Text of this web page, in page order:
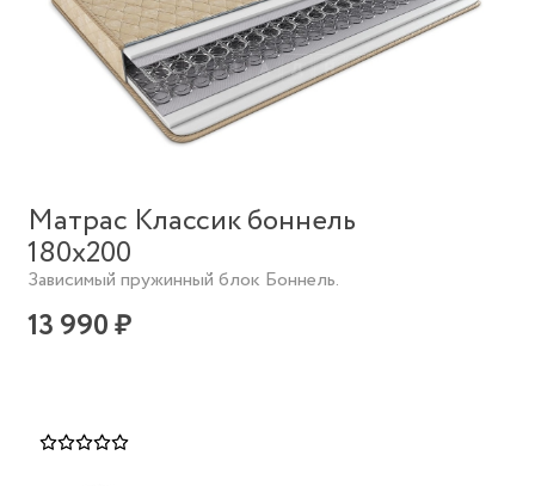
Матрас Классик боннель
180х200
Зависимый пружинный блок Боннель.
13 990 ₽